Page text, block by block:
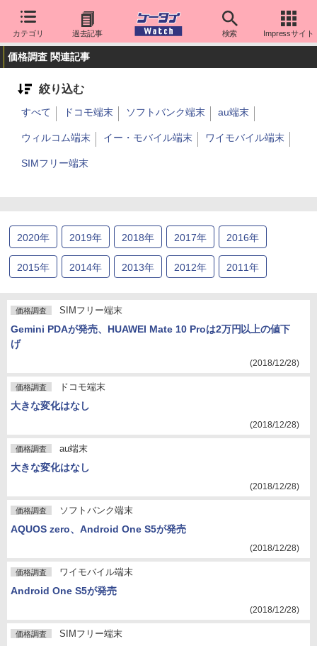
カテゴリ 過去記事 検索 Impressサイト
価格調査 関連記事
絞り込む
すべて ドコモ端末 ソフトバンク端末 au端末
ウィルコム端末 イー・モバイル端末 ワイモバイル端末
SIMフリー端末
2020年 2019年 2018年 2017年 2016年
2015年 2014年 2013年 2012年 2011年
価格調査 SIMフリー端末
Gemini PDAが発売、HUAWEI Mate 10 Proは2万円以上の値下
げ
(2018/12/28)
価格調査 ドコモ端末
大きな変化はなし
(2018/12/28)
価格調査 au端末
大きな変化はなし
(2018/12/28)
価格調査 ソフトバンク端末
AQUOS zero、Android One S5が発売
(2018/12/28)
価格調査 ワイモバイル端末
Android One S5が発売
(2018/12/28)
価格調査 SIMフリー端末